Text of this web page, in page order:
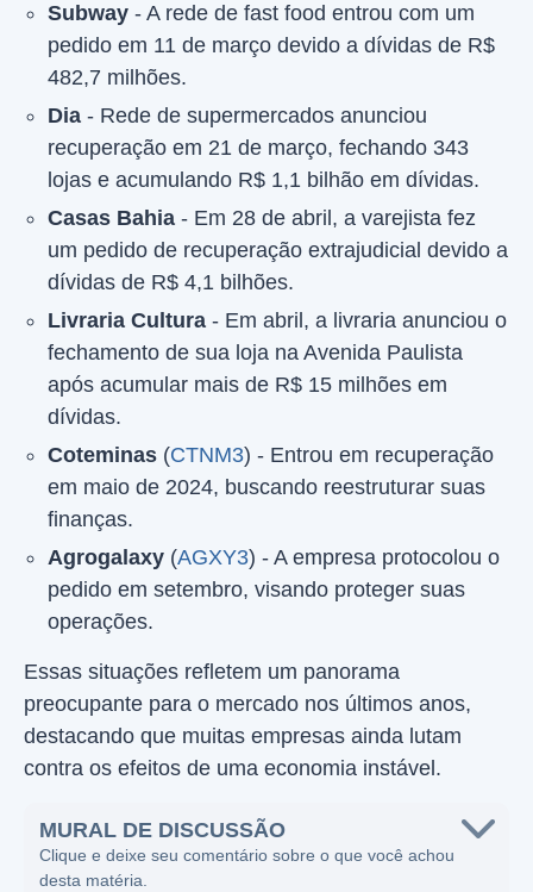
Subway - A rede de fast food entrou com um
pedido em 11 de março devido a dívidas de R$
482,7 milhões.
Dia - Rede de supermercados anunciou
recuperação em 21 de março, fechando 343
lojas e acumulando R$ 1,1 bilhão em dívidas.
Casas Bahia - Em 28 de abril, a varejista fez
um pedido de recuperação extrajudicial devido a
dívidas de R$ 4,1 bilhões.
Livraria Cultura - Em abril, a livraria anunciou o
fechamento de sua loja na Avenida Paulista
após acumular mais de R$ 15 milhões em
dívidas.
Coteminas (CTNM3) - Entrou em recuperação
em maio de 2024, buscando reestruturar suas
finanças.
Agrogalaxy (AGXY3) - A empresa protocolou o
pedido em setembro, visando proteger suas
operações.
Essas situações refletem um panorama
preocupante para o mercado nos últimos anos,
destacando que muitas empresas ainda lutam
contra os efeitos de uma economia instável.
MURAL DE DISCUSSÃO
Clique e deixe seu comentário sobre o que você achou
desta matéria.